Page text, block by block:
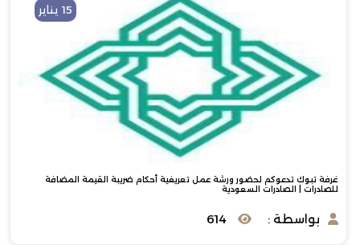
15 يناير
غرفة تبوك تدعوكم لحضور ورشة عمل تعريفية أحكام ضريبة القيمة المضافة
للصادرات | الصادرات السعودية
بواسطة : 614